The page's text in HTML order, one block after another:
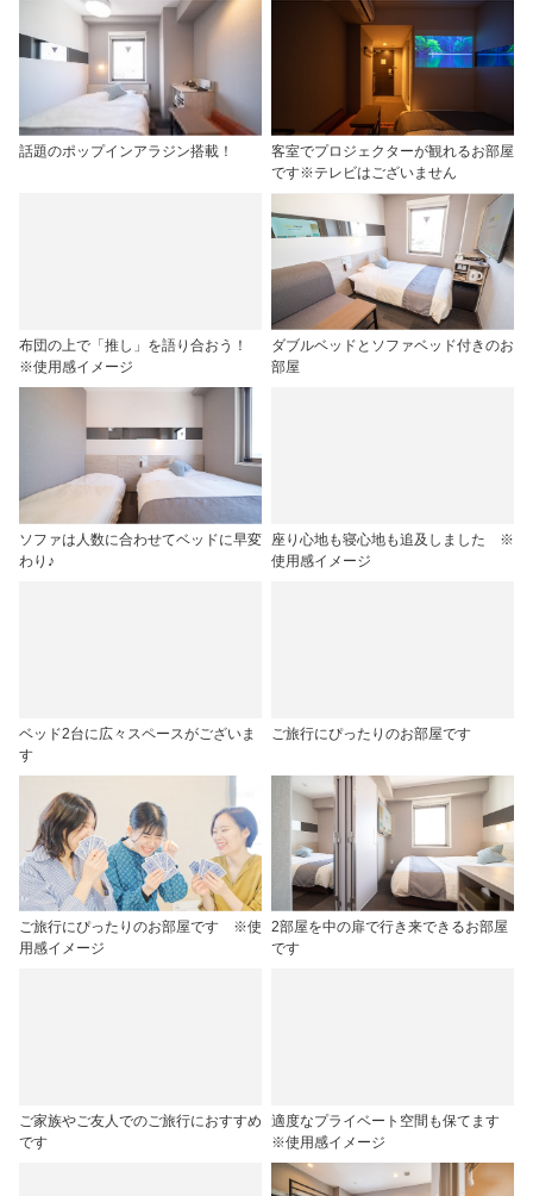
話題のポップインアラジン搭載！
客室でプロジェクターが観れるお部屋
です※テレビはございません
布団の上で「推し」を語り合おう！
※使用感イメージ
ダブルベッドとソファベッド付きのお
部屋
ソファは人数に合わせてベッドに早変
わり♪
座り心地も寝心地も追及しました ※
使用感イメージ
ベッド2台に広々スペースがございま
す
ご旅行にぴったりのお部屋です
ご旅行にぴったりのお部屋です ※使
用感イメージ
2部屋を中の扉で行き来できるお部屋
です
ご家族やご友人でのご旅行におすすめ
です
適度なプライベート空間も保てます
※使用感イメージ